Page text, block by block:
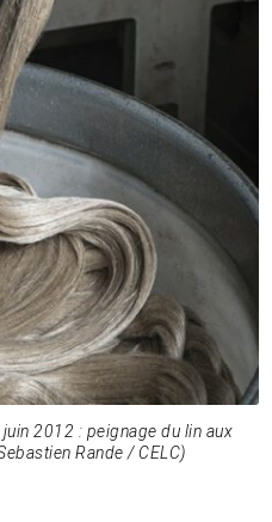
2012 : peignage du lin aux
Rande / CELC)